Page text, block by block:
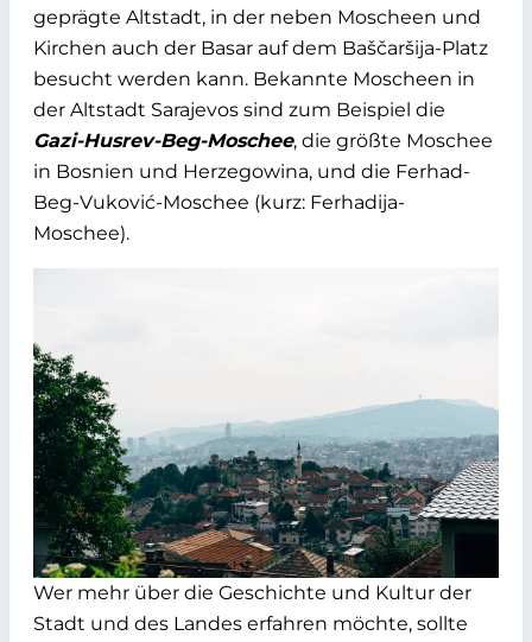
geprägte Altstadt, in der neben Moscheen und
Kirchen auch der Basar auf dem Baščaršija-Platz
besucht werden kann. Bekannte Moscheen in
der Altstadt Sarajevos sind zum Beispiel die
Gazi-Husrev-Beg-Moschee, die größte Moschee
in Bosnien und Herzegowina, und die Ferhad-
Beg-Vuković-Moschee (kurz: Ferhadija-
Moschee).
Wer mehr über die Geschichte und Kultur der
Stadt und des Landes erfahren möchte, sollte